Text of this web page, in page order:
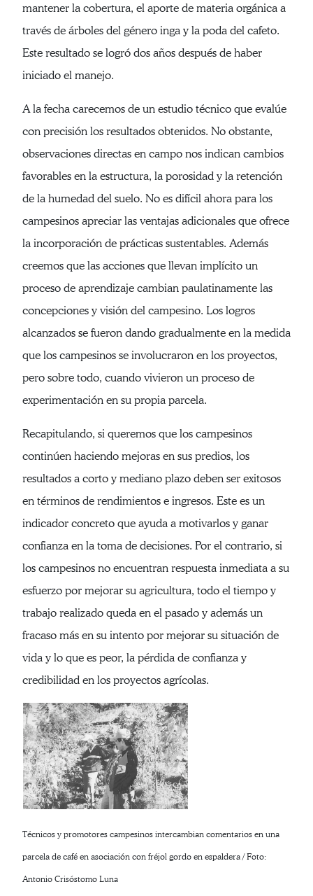
mantener la cobertura, el aporte de materia orgánica a
través de árboles del género inga y la poda del cafeto.
Este resultado se logró dos años después de haber
iniciado el manejo.
A la fecha carecemos de un estudio técnico que evalúe
con precisión los resultados obtenidos. No obstante,
observaciones directas en campo nos indican cambios
favorables en la estructura, la porosidad y la retención
de la humedad del suelo. No es difícil ahora para los
campesinos apreciar las ventajas adicionales que ofrece
la incorporación de prácticas sustentables. Además
creemos que las acciones que llevan implícito un
proceso de aprendizaje cambian paulatinamente las
concepciones y visión del campesino. Los logros
alcanzados se fueron dando gradualmente en la medida
que los campesinos se involucraron en los proyectos,
pero sobre todo, cuando vivieron un proceso de
experimentación en su propia parcela.
Recapitulando, si queremos que los campesinos
continúen haciendo mejoras en sus predios, los
resultados a corto y mediano plazo deben ser exitosos
en términos de rendimientos e ingresos. Este es un
indicador concreto que ayuda a motivarlos y ganar
confianza en la toma de decisiones. Por el contrario, si
los campesinos no encuentran respuesta inmediata a su
esfuerzo por mejorar su agricultura, todo el tiempo y
trabajo realizado queda en el pasado y además un
fracaso más en su intento por mejorar su situación de
vida y lo que es peor, la pérdida de confianza y
credibilidad en los proyectos agrícolas.
Técnicos y promotores campesinos intercambian comentarios en una
parcela de café en asociación con fréjol gordo en espaldera / Foto:
Antonio Crisóstomo Luna